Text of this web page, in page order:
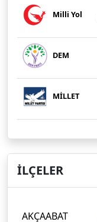
Milli Yol
DEM
MİLLET
İLÇELER
AKÇAABAT